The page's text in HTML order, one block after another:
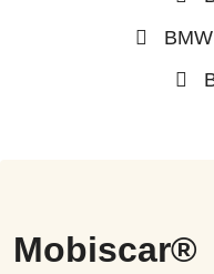
Mobiscar®